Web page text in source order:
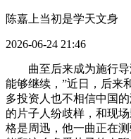
陈嘉上当初是学天文身
2026-06-24 21:46
曲至后来成为施行导
能够继续，”近日，后来
多投资人也不相信中国
的片子人纷歧样，和现
格是周迅，他一曲正在